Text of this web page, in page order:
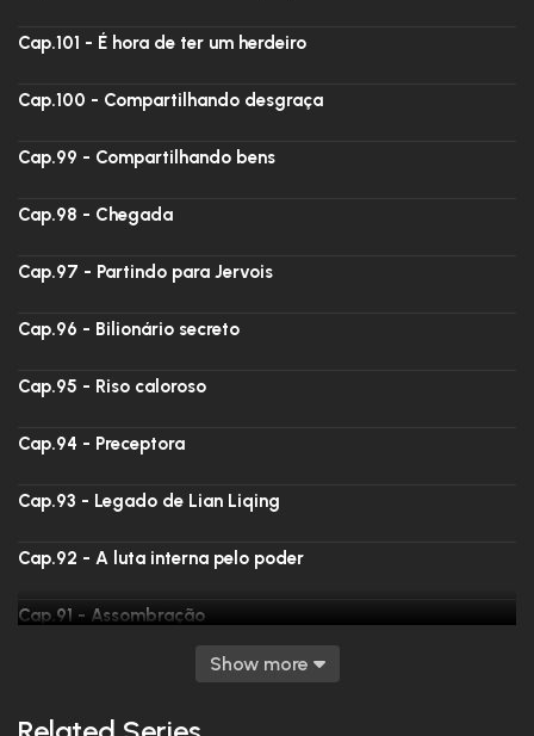
Cap.101 - É hora de ter um herdeiro
Cap.100 - Compartilhando desgraça
Cap.99 - Compartilhando bens
Cap.98 - Chegada
Cap.97 - Partindo para Jervois
Cap.96 - Bilionário secreto
Cap.95 - Riso caloroso
Cap.94 - Preceptora
Cap.93 - Legado de Lian Liqing
Cap.92 - A luta interna pelo poder
Cap.91 - Assombração
Cap.90 - Cidade do Rio Sul
Cap.89 - A situação política atual
Show more